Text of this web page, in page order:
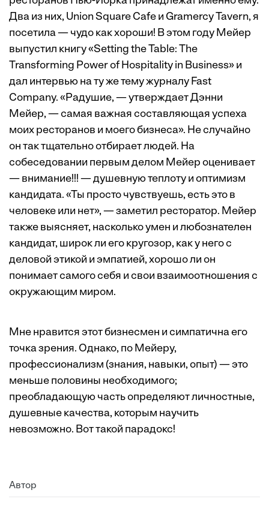
Два из них, Union Square Cafe и Gramercy Tavern, я
посетила — чудо как хороши! В этом году Мeйер
выпустил книгу «Setting the Table: The
Transforming Power of Hospitality in Business» и
дал интервью на ту же тему журналу Fast
Company. «Радушие, — утверждает Дэнни
Мейер, — самая важная составляющая успеха
моих ресторанов и моего бизнеса». Не случайно
он так тщательно отбирает людей. На
собеседовании первым делом Мейер оценивает
— внимание!!! — душевную теплоту и оптимизм
кандидата. «Ты просто чувствуешь, есть это в
человеке или нет», — заметил ресторатор. Мейер
также выясняет, насколько умен и любознателен
кандидат, широк ли его кругозор, как у него с
деловой этикой и эмпатией, хорошо ли он
понимает самого себя и свои взаимоотношения с
окружающим миром.
Мне нравится этот бизнесмен и симпатична его
точка зрения. Однако, по Мейеру,
профессионализм (знания, навыки, опыт) — это
меньше половины необходимого;
преобладающую часть определяют личностные,
душевные качества, которым научить
невозможно. Вот такой парадокс!
Автор